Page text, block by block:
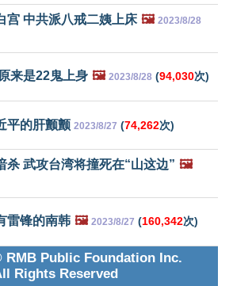
宫 中共派八戒二姨上床 🖼️ 2023/8/28
来是22鬼上身 🖼️ 2023/8/28 (94,030次)
平的肝颤颤 2023/8/27 (74,262次)
杀 武攻台湾将撞死在“山这边” 🖼️
雷锋的南韩 🖼️ 2023/8/27 (160,342次)
Public Foundation Inc.
Rights Reserved